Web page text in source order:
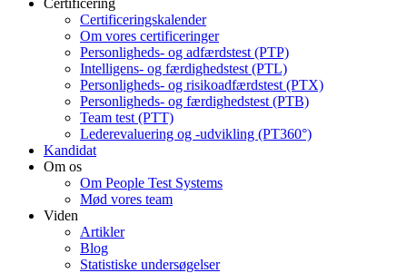
Certificering
Certificeringskalender
Om vores certificeringer
Personligheds- og adfærdstest (PTP)
Intelligens- og færdighedstest (PTL)
Personligheds- og risikoadfærdstest (PTX)
Personligheds- og færdighedstest (PTB)
Team test (PTT)
Lederevaluering og -udvikling (PT360°)
Kandidat
Om os
Om People Test Systems
Mød vores team
Viden
Artikler
Blog
Statistiske undersøgelser